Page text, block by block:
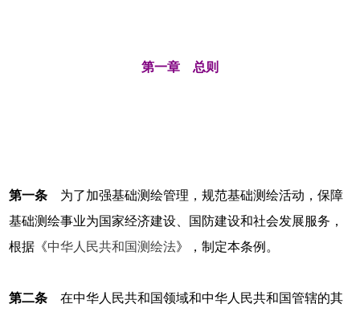
第一章 总则
第一条 为了加强基础测绘管理，规范基础测绘活动，保障
基础测绘事业为国家经济建设、国防建设和社会发展服务，
根据《中华人民共和国测绘法》，制定本条例。
第二条 在中华人民共和国领域和中华人民共和国管辖的其